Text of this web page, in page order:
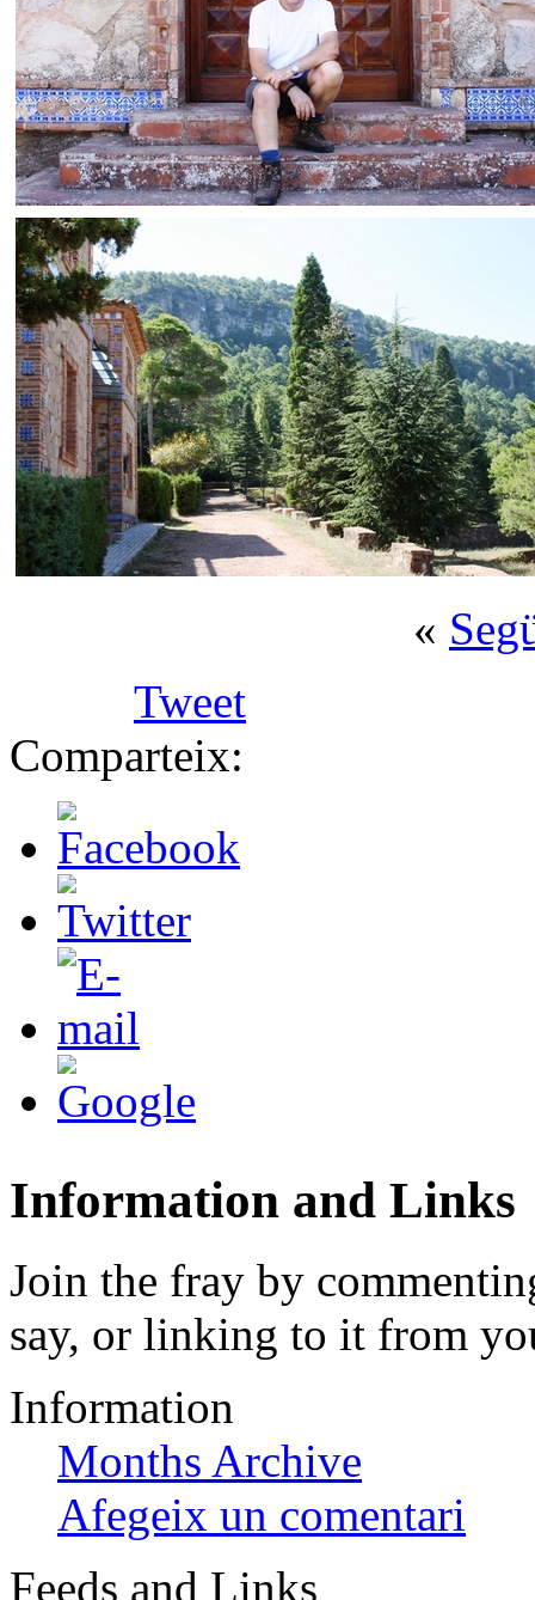
«
Tweet
Comparteix:
Information and Links
Join the fray by
say, or linking to it from
Information
Months Archive
Afegeix un comentari
Feeds and Links